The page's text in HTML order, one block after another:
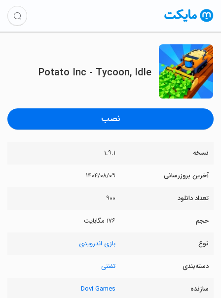
Potato Inc - Tycoon, Idle
نصب
نسخه ۱.۹.۱
آخرین بروزرسانی ۱۴۰۴/۰۸/۰۹
تعداد دانلود ۹۰۰
حجم ۱۷۶ مگابایت
نوع بازی اندرویدی
دسته‌بندی تفننی
سازنده Dovi Games